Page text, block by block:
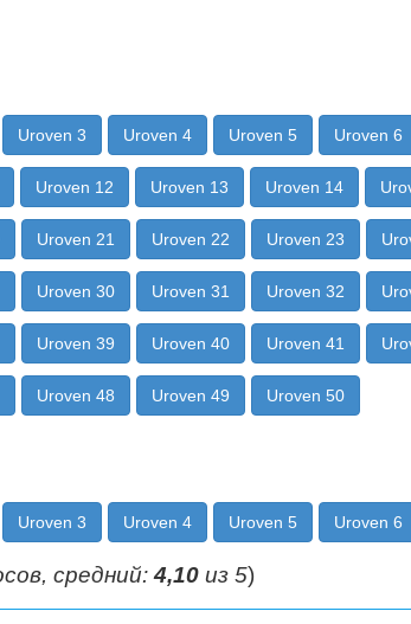
Uroven 3 Uroven 4 Uroven 5 Uroven 6
Uroven 12 Uroven 13 Uroven 14
Uroven 21 Uroven 22 Uroven 23
Uroven 30 Uroven 31 Uroven 32
Uroven 39 Uroven 40 Uroven 41
Uroven 48 Uroven 49 Uroven 50
Uroven 3 Uroven 4 Uroven 5 Uroven 6
средний:4,10 из 5)